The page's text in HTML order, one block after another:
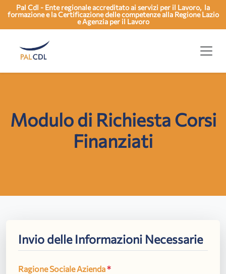
Pal Cdl - Ente regionale accreditato ai servizi per il Lavoro, la
formazione e la Certificazione delle competenze alla Regione Lazio
e Agenzia per il Lavoro
Modulo di Richiesta Corsi
Finanziati
Invio delle Informazioni Necessarie
Ragione Sociale Azienda*